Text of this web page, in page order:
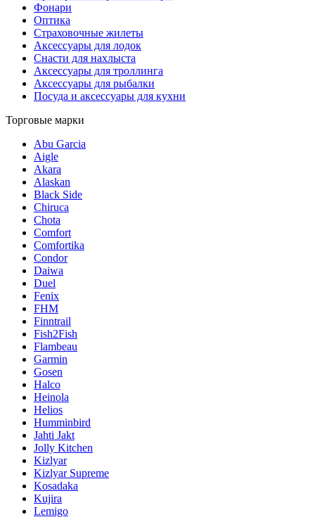
Фонари
Оптика
Страховочные жилеты
Аксессуары для лодок
Снасти для нахлыста
Аксессуары для троллинга
Аксессуары для рыбалки
Посуда и аксессуары для кухни
Торговые марки
Abu Garcia
Aigle
Akara
Alaskan
Black Side
Chiruca
Chota
Comfort
Comfortika
Condor
Daiwa
Duel
Fenix
FHM
Finntrail
Fish2Fish
Flambeau
Garmin
Gosen
Halco
Heinola
Helios
Humminbird
Jahti Jakt
Jolly Kitchen
Kizlyar
Kizlyar Supreme
Kosadaka
Kujira
Lemigo